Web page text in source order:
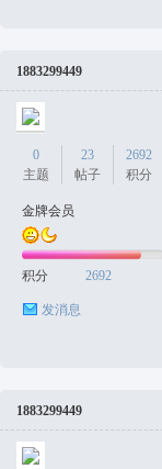
1883299449
0
主题
23
帖子
2692
积分
金牌会员
积分 2692
发消息
1883299449